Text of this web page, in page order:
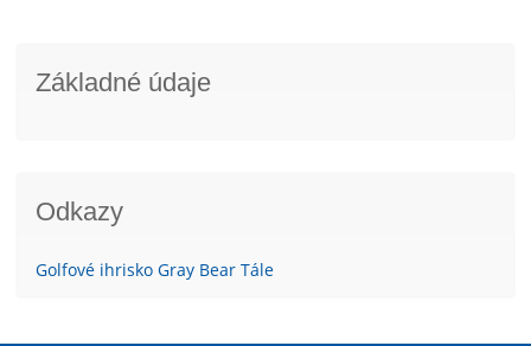
Základné údaje
Odkazy
Golfové ihrisko Gray Bear Tále